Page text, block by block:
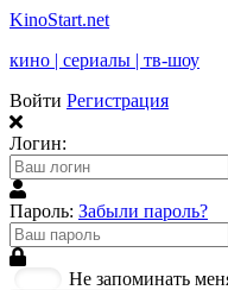
KinoStart.net
кино | сериалы | тв-шоу
Войти Регистрация
Логин:
Пароль: Забыли пароль?
Не запоминать